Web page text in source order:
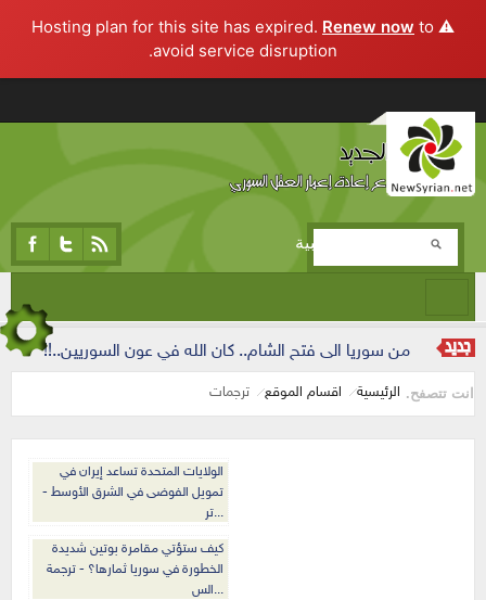
⚠️ Hosting plan for this site has expired.
Renew now to
avoid service disruption.
المرحلة التجريبية
من سوريا الى فتح الشام.. كان الله في عون السوريين..!!
انت تتصفح. الرئيسية اقسام الموقع ترجمات
الولايات المتحدة تساعد إيران في
تمويل الفوضى في الشرق الأوسط -
تر...
كيف ستؤتي مقامرة بوتين شديدة
الخطورة في سوريا ثمارها؟ - ترجمة
الس...